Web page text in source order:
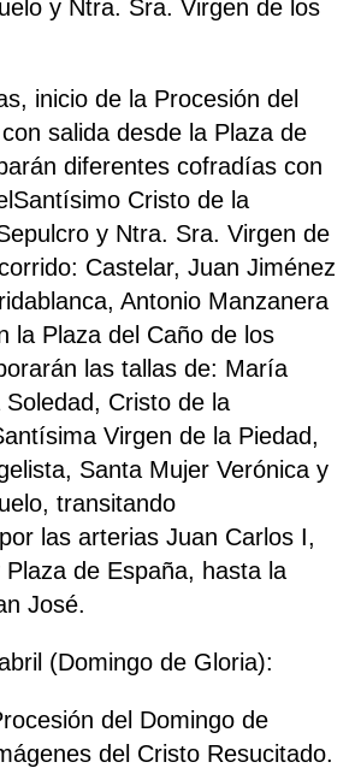
y Ntra. Sra. Virgen de los
inicio de la Procesión del
salida desde la Plaza de
diferentes cofradías con
Cristo de la
y Ntra. Sra. Virgen de
Castelar, Juan Jiménez
Antonio Manzanera
la Plaza del Caño de los
las tallas de: María
Cristo de la
Virgen de la Piedad,
Santa Mujer Verónica y
transitando
las arterias Juan Carlos I,
de España, hasta la
José.
(Domingo de Gloria):
del Domingo de
del Cristo Resucitado.